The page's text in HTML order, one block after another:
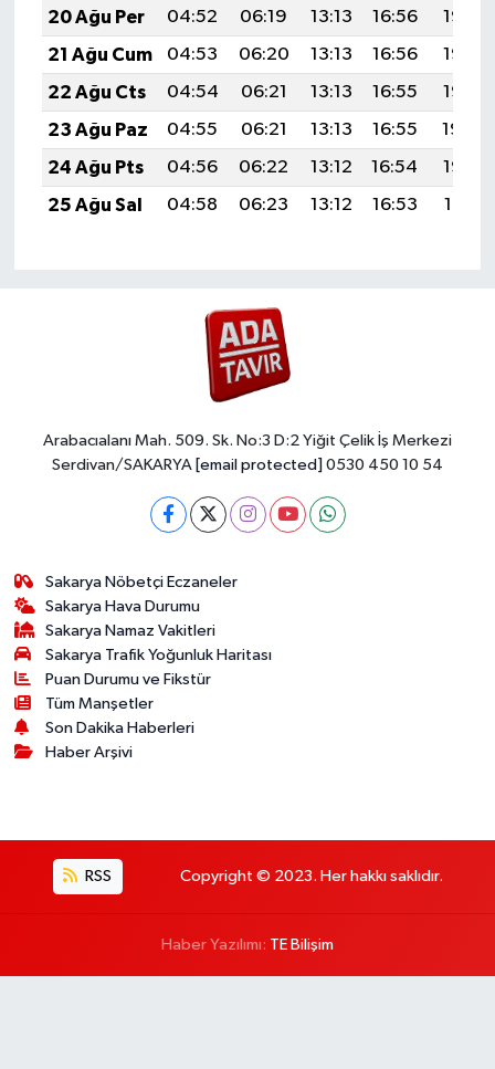
20 Ağu Per
04:52 06:19 13:13 16:56
19:58
21 Ağu Cum
04:53 06:20 13:13 16:56
19:57
22 Ağu Cts
04:54 06:21 13:13 16:55
19:55
23 Ağu Paz
04:55 06:21 13:13 16:55
19:54
24 Ağu Pts
04:56 06:22 13:12 16:54
19:53
25 Ağu Sal
04:58 06:23 13:12 16:53 19:51
Arabacıalanı Mah. 509. Sk. No:3 D:2 Yiğit Çelik İş Merkezi
Serdivan/SAKARYA [email protected] 0530 450 10 54
Sakarya Nöbetçi Eczaneler
Sakarya Hava Durumu
Sakarya Namaz Vakitleri
Sakarya Trafik Yoğunluk Haritası
Puan Durumu ve Fikstür
Tüm Manşetler
Son Dakika Haberleri
Haber Arşivi
RSS Copyright © 2023. Her hakkı saklıdır.
Haber Yazılımı: TE Bilişim